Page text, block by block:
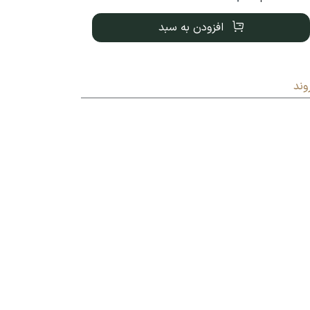
افزودن به سبد